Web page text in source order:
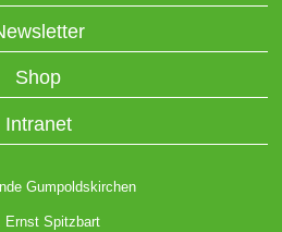
Shop
Intranet
Gumpoldskirchen
Ernst Spitzbart